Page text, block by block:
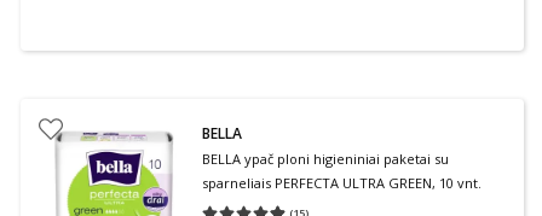
BELLA
BELLA ypač ploni higieniniai paketai su
sparneliais PERFECTA ULTRA GREEN, 10 vnt.